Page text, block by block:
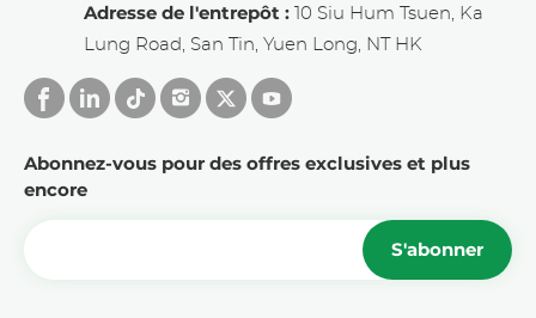
Adresse de l'entrepôt : 10 Siu Hum Tsuen, Ka
Lung Road, San Tin, Yuen Long, NT HK
Abonnez-vous pour des offres exclusives et plus
encore
S'abonner